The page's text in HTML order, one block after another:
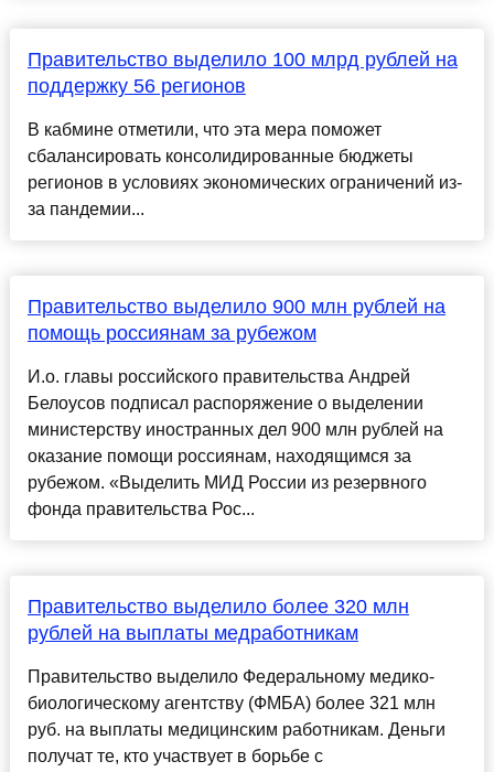
Правительство выделило 100 млрд рублей на
поддержку 56 регионов
В кабмине отметили, что эта мера поможет
сбалансировать консолидированные бюджеты
регионов в условиях экономических ограничений из-
за пандемии...
Правительство выделило 900 млн рублей на
помощь россиянам за рубежом
И.о. главы российского правительства Андрей
Белоусов подписал распоряжение о выделении
министерству иностранных дел 900 млн рублей на
оказание помощи россиянам, находящимся за
рубежом. «Выделить МИД России из резервного
фонда правительства Рос...
Правительство выделило более 320 млн
рублей на выплаты медработникам
Правительство выделило Федеральному медико-
биологическому агентству (ФМБА) более 321 млн
руб. на выплаты медицинским работникам. Деньги
получат те, кто участвует в борьбе с